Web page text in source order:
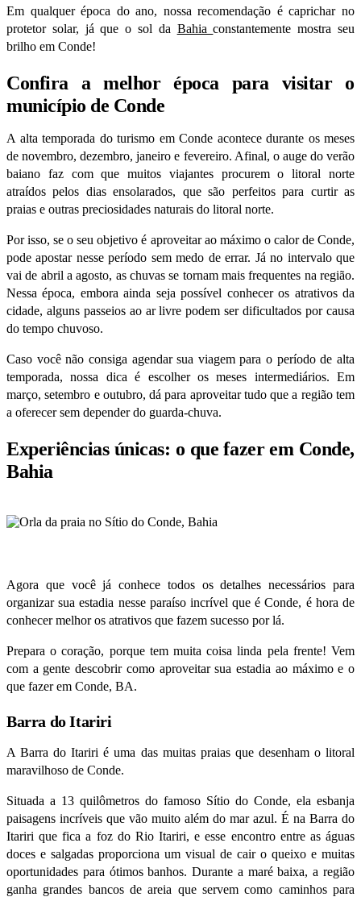
Em qualquer época do ano, nossa recomendação é caprichar no
protetor solar, já que o sol da Bahiaconstantemente mostra seu
brilho em Conde!
Confira a melhor época para visitar o
município de Conde
A alta temporada do turismo em Conde acontece durante os meses
de novembro, dezembro, janeiro e fevereiro. Afinal, o auge do verão
baiano faz com que muitos viajantes procuremo litoral norte
atraídos pelos dias ensolarados, que são perfeitos para curtir as
praias e outras preciosidades naturais do litoral norte.
Por isso, se o seu objetivo é aproveitar ao máximo o calor de Conde,
pode apostar nesse período sem medo de errar. Já no intervalo que
vai de abril a agosto, as chuvas se tornam mais frequentes na região.
Nessa época, embora ainda seja possível conhecer os atrativos da
cidade, alguns passeios ao ar livre podem ser dificultados por causa
do tempo chuvoso.
Caso você não consiga agendar sua viagem para o período de alta
temporada, nossa dica é escolher os meses intermediários. Em
março, setembro e outubro, dá para aproveitar tudo que a região tem
a oferecer sem depender do guarda-chuva.
Experiências únicas: o que fazer em Conde,
Bahia
Agora que você já conhece todos os detalhes necessários para
organizar sua estadia nesse paraíso incrível que é Conde, é hora de
conhecer melhor os atrativos que fazem sucesso por lá.
Prepara o coração, porque tem muita coisa linda pela frente! Vem
com a gente descobrir como aproveitar sua estadia ao máximo e o
que fazer em Conde, BA.
Barra do Itariri
A Barra do Itariri é uma das muitas praias que desenham o litoral
maravilhoso de Conde.
Situada a 13 quilômetros do famoso Sítio do Conde, ela esbanja
paisagens incríveis que vão muito além do mar azul. É na Barra do
Itariri que fica a foz do Rio Itariri, e esse encontro entre as águas
doces e salgadas proporciona um visual de cair o queixo e muitas
oportunidades para ótimos banhos. Durante a maré baixa, a região
ganha grandes bancos de areia que servem como caminhos para